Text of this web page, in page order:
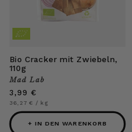
Bio Cracker mit Zwiebeln,
110g
Anbieter:
Mad Lab
Normaler
Preis
3,99 €
Grundpreis
36,27 € / pro
kg
+ IN DEN WARENKORB